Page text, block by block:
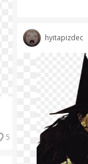
5
hyitapizdec